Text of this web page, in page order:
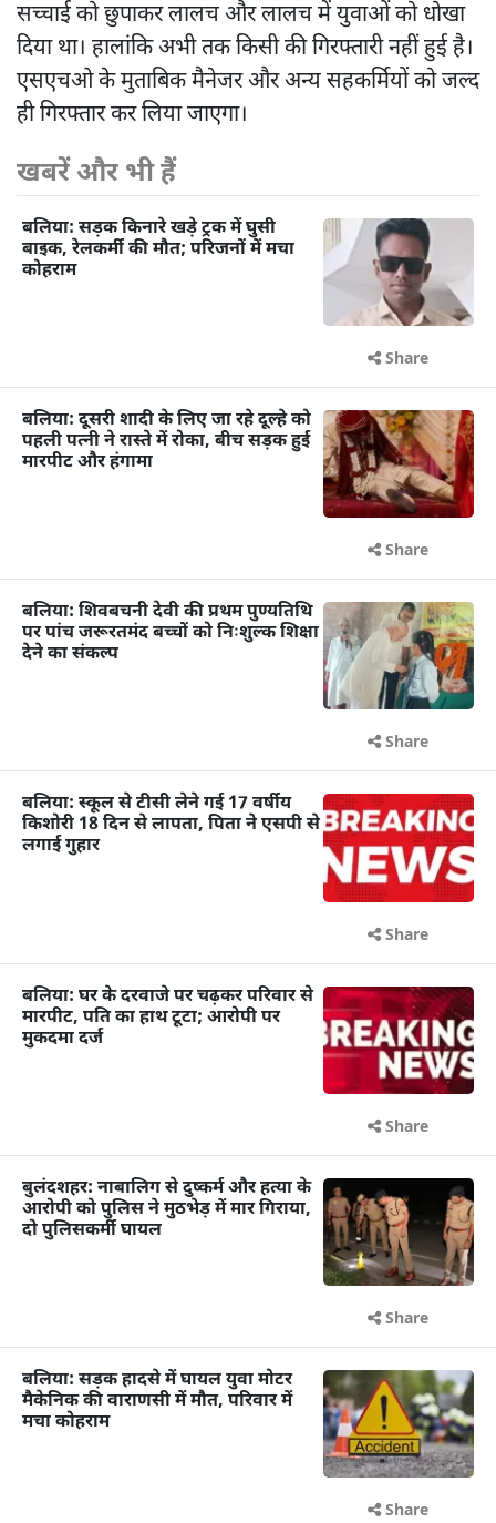
सच्चाई को छुपाकर लालच और लालच में युवाओं को धोखा
दिया था। हालांकि अभी तक किसी की गिरफ्तारी नहीं हुई है।
एसएचओ के मुताबिक मैनेजर और अन्य सहकर्मियों को जल्द
ही गिरफ्तार कर लिया जाएगा।
खबरें और भी हैं
बलिया: सड़क किनारे खड़े ट्रक में घुसी
बाइक, रेलकर्मी की मौत; परिजनों में मचा
कोहराम
Share
बलिया: दूसरी शादी के लिए जा रहे दूल्हे को
पहली पत्नी ने रास्ते में रोका, बीच सड़क हुई
मारपीट और हंगामा
Share
बलिया: शिवबचनी देवी की प्रथम पुण्यतिथि
पर पांच जरूरतमंद बच्चों को निःशुल्क शिक्षा
देने का संकल्प
Share
बलिया: स्कूल से टीसी लेने गई 17 वर्षीय
किशोरी 18 दिन से लापता, पिता ने एसपी से
लगाई गुहार
Share
बलिया: घर के दरवाजे पर चढ़कर परिवार से
मारपीट, पति का हाथ टूटा; आरोपी पर
मुकदमा दर्ज
Share
बुलंदशहर: नाबालिग से दुष्कर्म और हत्या के
आरोपी को पुलिस ने मुठभेड़ में मार गिराया,
दो पुलिसकर्मी घायल
Share
बलिया: सड़क हादसे में घायल युवा मोटर
मैकेनिक की वाराणसी में मौत, परिवार में
मचा कोहराम
Share